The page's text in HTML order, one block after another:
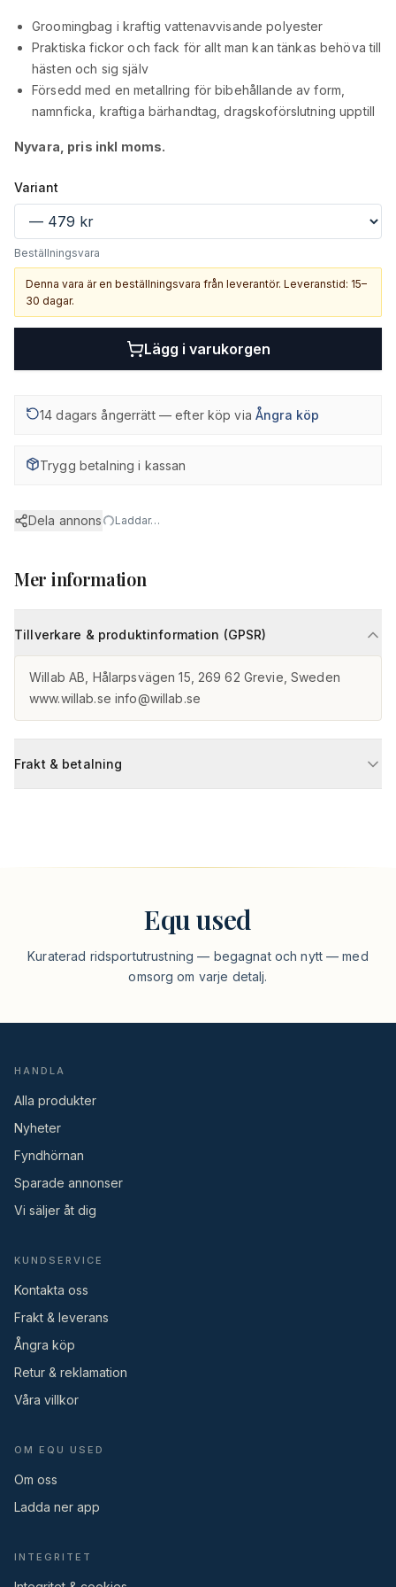
Groomingbag i kraftig vattenavvisande polyester
Praktiska fickor och fack för allt man kan tänkas behöva till
hästen och sig själv
Försedd med en metallring för bibehållande av form,
namnficka, kraftiga bärhandtag, dragskoförslutning upptill
Nyvara, pris inkl moms.
Variant
Beställningsvara
Denna vara är en beställningsvara från leverantör. Leveranstid: 15–
30 dagar.
Lägg i varukorgen
14 dagars ångerrätt — efter köp via Ångra köp
Trygg betalning i kassan
Dela annons Laddar…
Mer information
Tillverkare & produktinformation (GPSR)
Willab AB, Hålarpsvägen 15, 269 62 Grevie, Sweden
www.willab.se info@willab.se
Frakt & betalning
Equ used
Kuraterad ridsportutrustning — begagnat och nytt — med
omsorg om varje detalj.
HANDLA
Alla produkter
Nyheter
Fyndhörnan
Sparade annonser
Vi säljer åt dig
KUNDSERVICE
Kontakta oss
Frakt & leverans
Ångra köp
Retur & reklamation
Våra villkor
OM EQU USED
Om oss
Ladda ner app
INTEGRITET